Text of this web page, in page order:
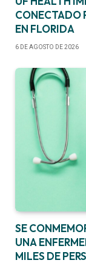
CONECTADO
EN FLORIDA
6 DE AGOSTO DE 2026
SE
UNA
MILES DE